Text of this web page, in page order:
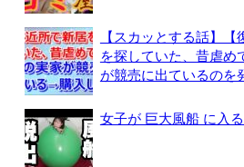
【スカッとする話】
を探していた、昔虐め
が競売に出ているの
女子が 巨大風船 に入